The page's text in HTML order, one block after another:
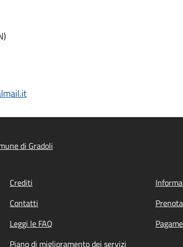
di Gradoli
Crediti
Contatti
Leggi le FAQ
Piano di miglioramento dei servizi